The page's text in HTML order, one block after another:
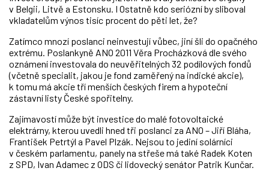
v Belgii, Litvě a Estonsku. I Ostatně kdo seriózní by sliboval
vkladatelům výnos tisíc procent do pěti let, že?
Zatímco mnozí poslanci neinvestují vůbec, jiní šli do opačného
extrému. Poslankyně ANO 2011 Věra Procházková dle svého
oznámení investovala do neuvěřitelných 32 podílových fondů
(včetně specialit, jakou je fond zaměřený na indické akcie),
k tomu má akcie tří menších českých firem a hypoteční
zástavní listy České spořitelny.
Zajímavostí může být investice do malé fotovoltaické
elektrárny, kterou uvedli hned tři poslanci za ANO – Jiří Bláha,
František Petrtýl a Pavel Plzák. Nejsou to jediní solárníci
v českém parlamentu, panely na střeše má také Radek Koten
z SPD, Ivan Adamec z ODS či lidovecký senátor Patrik Kunčar.